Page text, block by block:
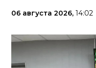
06 августа 2026, 14:02